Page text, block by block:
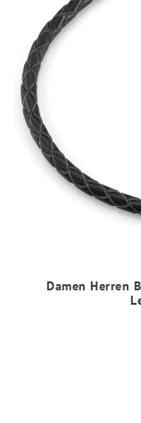
Damen Herren